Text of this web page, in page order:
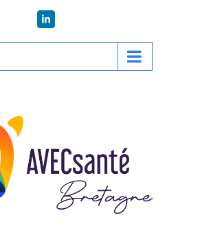
LinkedIn